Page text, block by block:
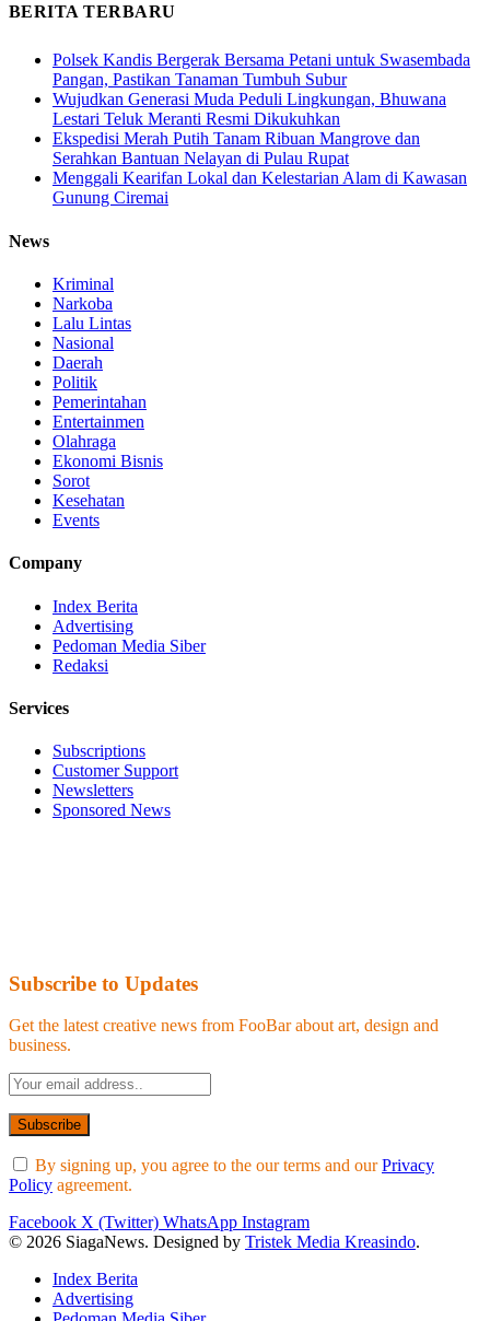
BERITA TERBARU
Polsek Kandis Bergerak Bersama Petani untuk Swasembada
Pangan, Pastikan Tanaman Tumbuh Subur
Wujudkan Generasi Muda Peduli Lingkungan, Bhuwana
Lestari Teluk Meranti Resmi Dikukuhkan
Ekspedisi Merah Putih Tanam Ribuan Mangrove dan
Serahkan Bantuan Nelayan di Pulau Rupat
Menggali Kearifan Lokal dan Kelestarian Alam di Kawasan
Gunung Ciremai
News
Kriminal
Narkoba
Lalu Lintas
Nasional
Daerah
Politik
Pemerintahan
Entertainmen
Olahraga
Ekonomi Bisnis
Sorot
Kesehatan
Events
Company
Index Berita
Advertising
Pedoman Media Siber
Redaksi
Services
Subscriptions
Customer Support
Newsletters
Sponsored News
Subscribe to Updates
Get the latest creative news from FooBar about art, design and
business.
By signing up, you agree to the our terms and ourPrivacy
Policy agreement.
Facebook X (Twitter) WhatsApp Instagram
© 2026 SiagaNews. Designed by Tristek Media Kreasindo.
Index Berita
Advertising